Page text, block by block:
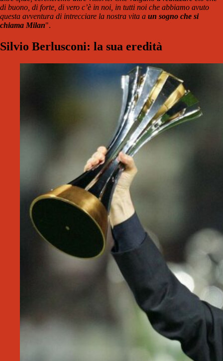
di buono, di forte, di vero c’è in noi, in tutti noi che abbiamo avuto
questa avventura di intrecciare la nostra vita a un sogno che si
chiama Milan".
Silvio Berlusconi: la sua eredità